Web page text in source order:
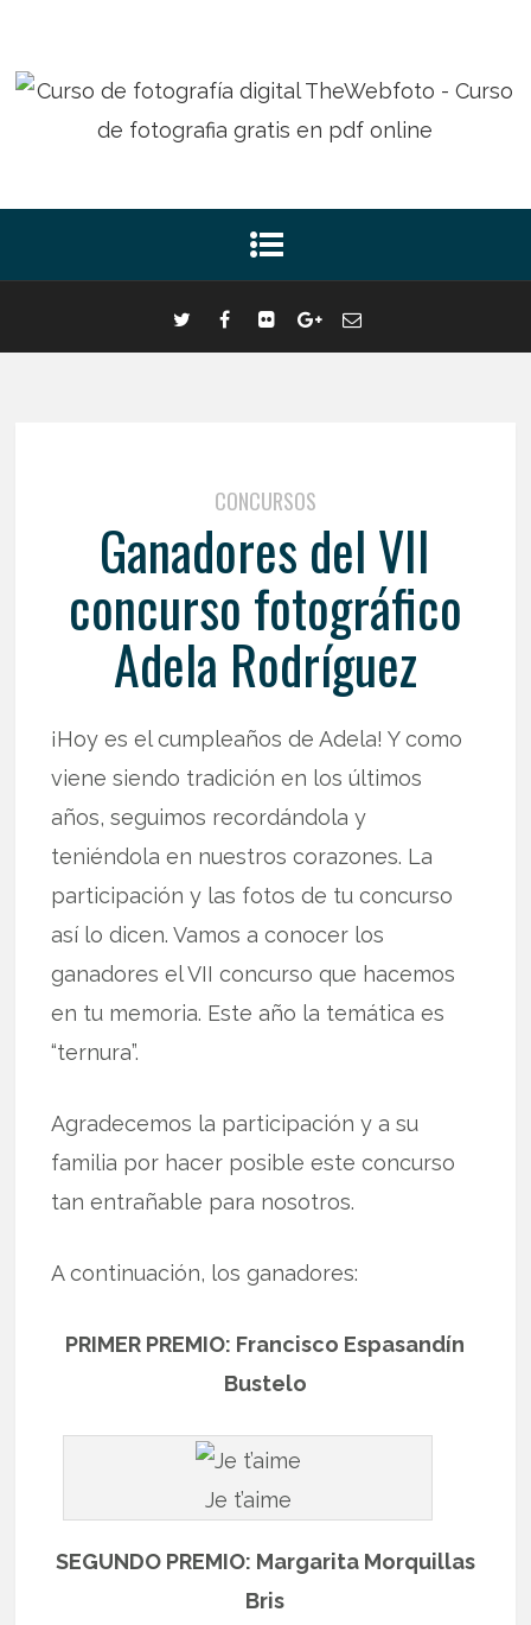
CONCURSOS
Ganadores del VII
concurso fotográfico
Adela Rodríguez
¡Hoy es el cumpleaños de Adela! Y como
viene siendo tradición en los últimos
años, seguimos recordándola y
teniéndola en nuestros corazones. La
participación y las fotos de tu concurso
así lo dicen. Vamos a conocer los
ganadores el VII concurso que hacemos
en tu memoria. Este año la temática es
“ternura”.
Agradecemos la participación y a su
familia por hacer posible este concurso
tan entrañable para nosotros.
A continuación, los ganadores:
PRIMER PREMIO: Francisco Espasandín
Bustelo
Je t’aime
SEGUNDO PREMIO: Margarita Morquillas
Bris